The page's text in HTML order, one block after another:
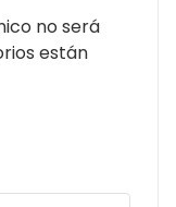
no será
están